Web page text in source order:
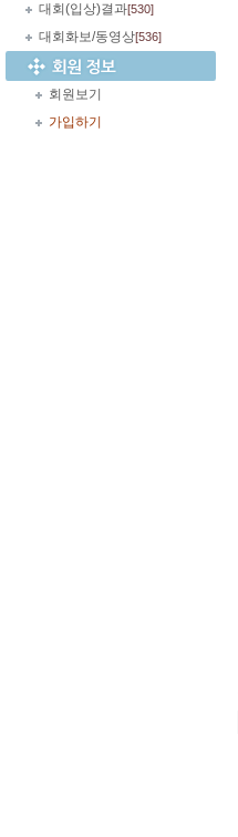
대회(입상)결과[530]
대회화보/동영상[536]
회원보기
가입하기